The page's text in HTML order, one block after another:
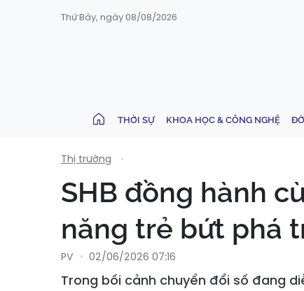
Thứ Bảy, ngày 08/08/2026
THỜI SỰ KHOA HỌC & CÔNG NGHỆ
Thị trường
SHB đồng hành
năng trẻ bứt phá
PV 02/06/2026 07:16
Trong bối cảnh chuyển đổi số đang